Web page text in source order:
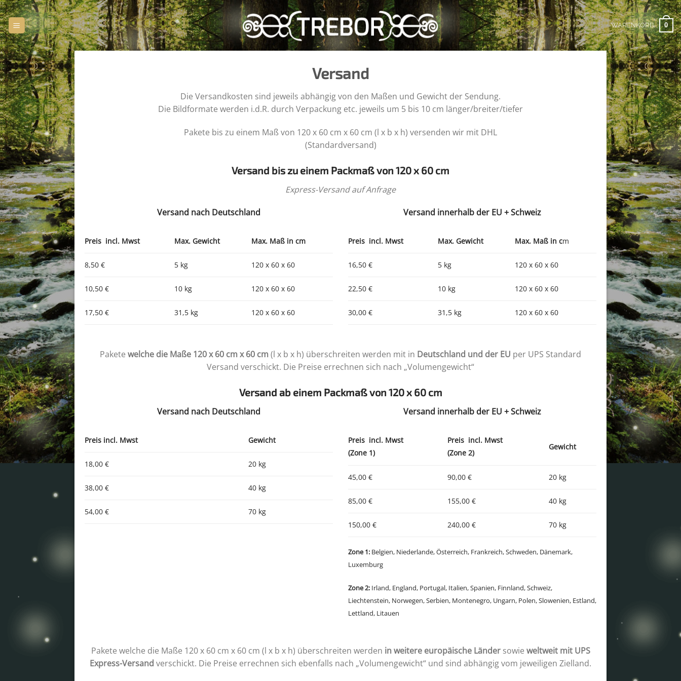
Zum
Inhalt
springen
WARENKORB 0
Versand
Die Versandkosten sind jeweils abhängig von den Maßen und Gewicht der Sendung.
Die Bildformate werden i.d.R. durch Verpackung etc. jeweils um 5 bis 10 cm länger/breiter/tiefer
Pakete bis zu einem Maß von 120 x 60 cm x 60 cm (l x b x h) versenden wir mit DHL
(Standardversand)
Versand bis zu einem Packmaß von 120 x 60 cm
Express-Versand auf Anfrage
Versand nach Deutschland
Preis incl. Mwst Max. Gewicht Max. Maß in cm
8,50 € 5 kg 120 x 60 x 60
10,50 € 10 kg 120 x 60 x 60
17,50 € 31,5 kg 120 x 60 x 60
Versand innerhalb der EU + Schweiz
Preis incl. Mwst Max. Gewicht Max. Maß in cm
16,50 € 5 kg 120 x 60 x 60
22,50 € 10 kg 120 x 60 x 60
30,00 € 31,5 kg 120 x 60 x 60
Pakete welche die Maße 120 x 60 cm x 60 cm(l x b x h) überschreiten werden mit in Deutschland und der EU per UPS Standard
Versand verschickt. Die Preise errechnen sich nach „Volumengewicht“
Versand ab einem Packmaß von 120 x 60 cm
Versand nach Deutschland
Preis incl. Mwst Gewicht
18,00 € 20 kg
38,00 € 40 kg
54,00 € 70 kg
Versand innerhalb der EU + Schweiz
Preis incl. Mwst
(Zone 1)
Preis incl. Mwst
(Zone 2)
Gewicht
45,00 € 90,00 € 20 kg
85,00 € 155,00 € 40 kg
150,00 € 240,00 € 70 kg
Zone 1: Belgien, Niederlande, Österreich, Frankreich, Schweden, Dänemark,
Luxemburg
Zone 2: Irland, England, Portugal, Italien, Spanien, Finnland, Schweiz,
Liechtenstein, Norwegen, Serbien, Montenegro, Ungarn, Polen, Slowenien, Estland,
Lettland, Litauen
Pakete welche die Maße 120 x 60 cm x 60 cm (l x b x h) überschreiten werden in weitere europäische Länder sowie weltweit mit UPS
Express-Versand verschickt. Die Preise errechnen sich ebenfalls nach „Volumengewicht“ und sind abhängig vom jeweiligen Zielland.